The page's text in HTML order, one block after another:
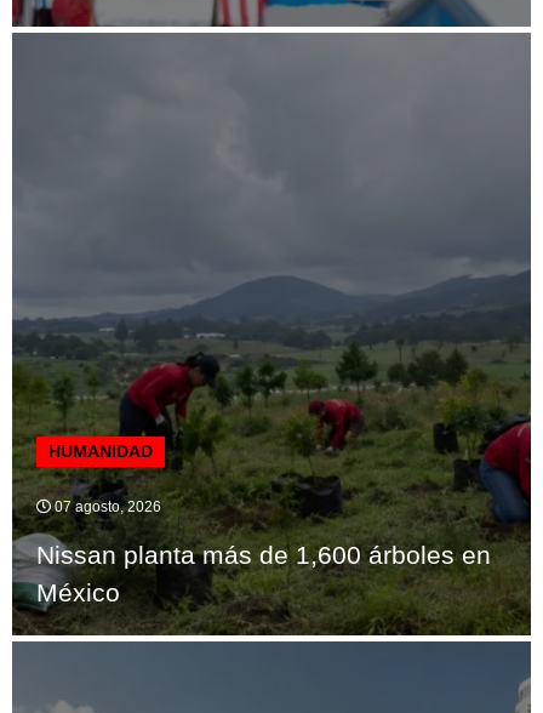
HUMANIDAD
07 agosto, 2026
Nissan planta más de 1,600 árboles en
México